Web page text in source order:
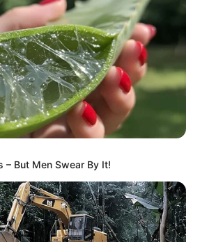
– But Men Swear By It!